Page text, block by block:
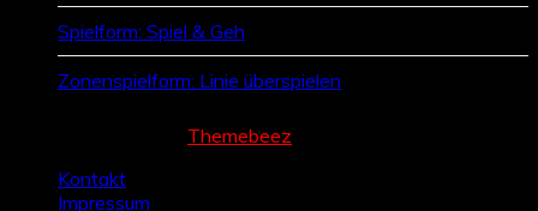
Spielform: Spiel & Geh
Zonenspielform: Linie überspielen
Themebeez
Kontakt
Impressum